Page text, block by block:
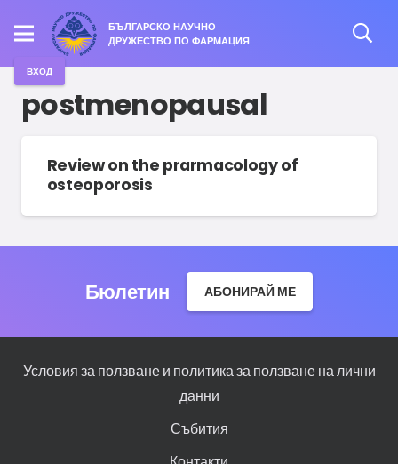
БЪЛГАРСКО НАУЧНО
ДРУЖЕСТВО ПО ФАРМАЦИЯ
ВХОД
postmenopausal
Review on the prarmacology of
osteoporosis
Бюлетин АБОНИРАЙ МЕ
Условия за ползване и политика за ползване на лични
данни
Събития